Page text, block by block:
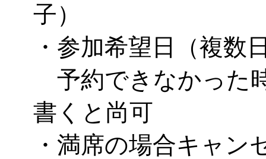
子）
・参加希望日（複数
予約できなかった
書くと尚可
・満席の場合キャ